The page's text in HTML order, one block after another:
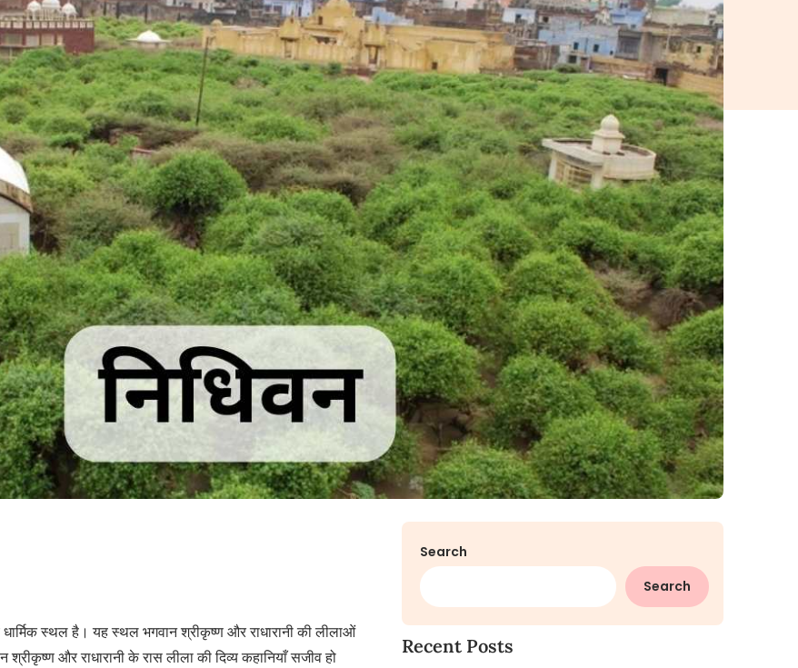
स्थल है। यह स्थल भगवान श्रीकृष्ण और राधारानी की लीलाओं
और राधारानी के रास लीला की दिव्य कहानियाँ सजीव हो
Search
Search
Recent Posts